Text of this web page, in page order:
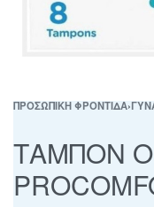
ΠΡΟΣΩΠΙΚΗ ΦΡΟΝΤΙΔΑ›
ΤΑΜΠΟΝ